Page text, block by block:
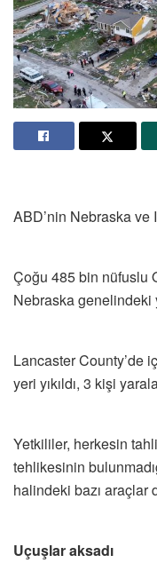
ABD’nin Nebraska
Çoğu 485 bin nüfuslu
Nebraska
Lancaster County’de
yeri yıkıldı, 3 kişi
Yetkililer, herkesin
tehlikesinin
halindeki bazı araçlar
Uçuşlar aksadı